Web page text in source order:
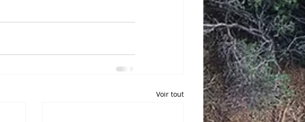
Voir tout